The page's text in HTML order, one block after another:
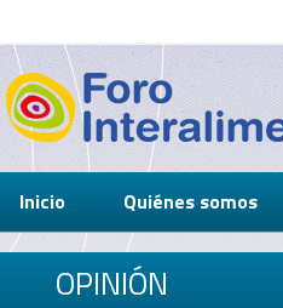
Inicio Quiénes somos
OPINIÓN